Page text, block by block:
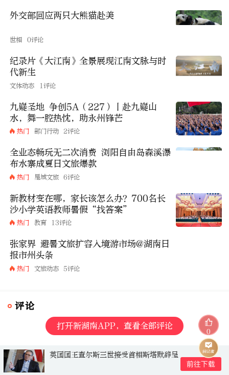
外交部回应两只大熊猫赴美
世相 0评论
纪录片《大江南》全景展现江南文脉与时
代新生
文体动态 1评论
九嶷圣地 争创5A（227）丨赴九嶷山
水，舞一腔热忱，助永州锋芒
热门 部门行动 2评论
全业态畅玩无二次消费 浏阳自由岛森溪瀑
布水寨成夏日文旅爆款
热门 星城文旅 6评论
新教材变在哪，家长该怎么办？700名长
沙小学英语教师暑假“找答案”
热门 教育 13评论
张家界 避暑文旅扩容入境游市场@湖南日
报市州头条
热门 文旅动态 5评论
评论
打开新湖南APP，查看全部评论
英国国王查尔斯三世接受首相斯塔默辞呈
0